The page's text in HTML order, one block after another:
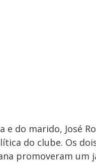
e do marido, José
do clube. Os
promoveram um